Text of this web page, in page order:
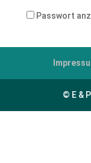
Passwort
© E &